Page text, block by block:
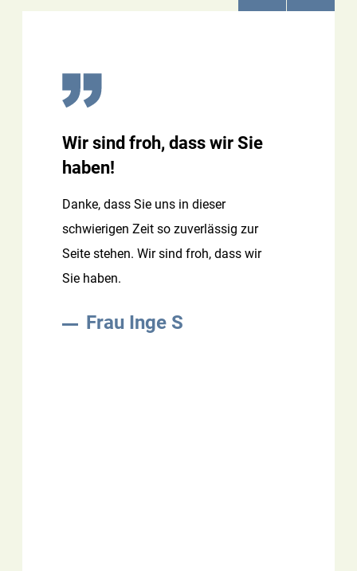
Wir sind froh, dass wir Sie
haben!
Danke, dass Sie uns in dieser
schwierigen Zeit so zuverlässig zur
Seite stehen. Wir sind froh, dass wir
Sie haben.
Frau Inge S